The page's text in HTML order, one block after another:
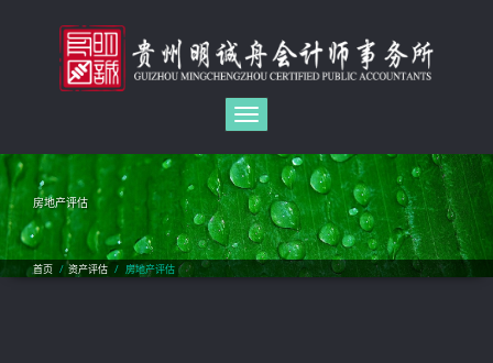
Toggle
navigation
房地产评估
首页 / 资产评估 / 房地产评估